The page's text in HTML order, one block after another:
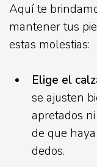
Aquí te
mantener tus
estas molestias:
Elige el
se ajusten
apretados
de que
dedos.